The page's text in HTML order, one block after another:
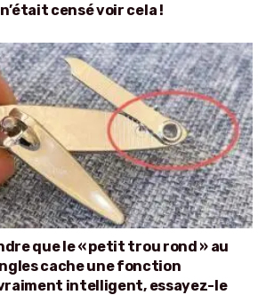
censé voir cela !
que le « petit trou rond » au
cache une fonction
intelligent, essayez-le